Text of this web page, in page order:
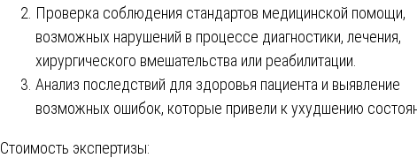
Проверка соблюдения стандартов медицинской помощи,
возможных нарушений в процессе диагностики, лечения,
хирургического вмешательства или реабилитации.
Анализ последствий для здоровья пациента и выявление
возможных ошибок, которые привели к ухудшению
Стоимость экспертизы: